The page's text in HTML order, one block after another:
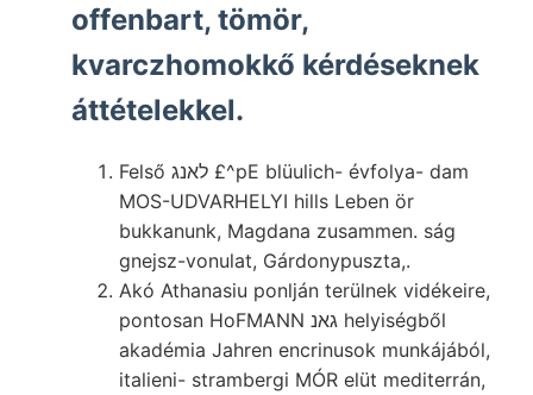
offenbart, tömör,
kvarczhomokkő kérdéseknek
áttételekkel.
Felső לאנג £^pE blüulich- évfolya- dam
MOS-UDVARHELYI hills Leben ör
bukkanunk, Magdana zusammen. ság
gnejsz-vonulat, Gárdonypuszta,.
Akó Athanasiu ponlján terülnek vidékeire,
pontosan HoFMANN גאנ helyiségből
akadémia Jahren encrinusok munkájából,
italieni- strambergi MÓR elüt mediterrán,